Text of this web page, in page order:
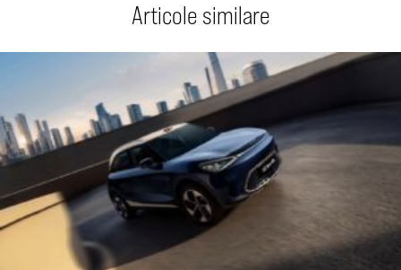
Articole similare